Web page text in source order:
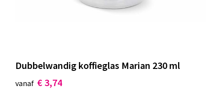
Dubbelwandig koffieglas Marian 230 ml
vanaf € 3,74